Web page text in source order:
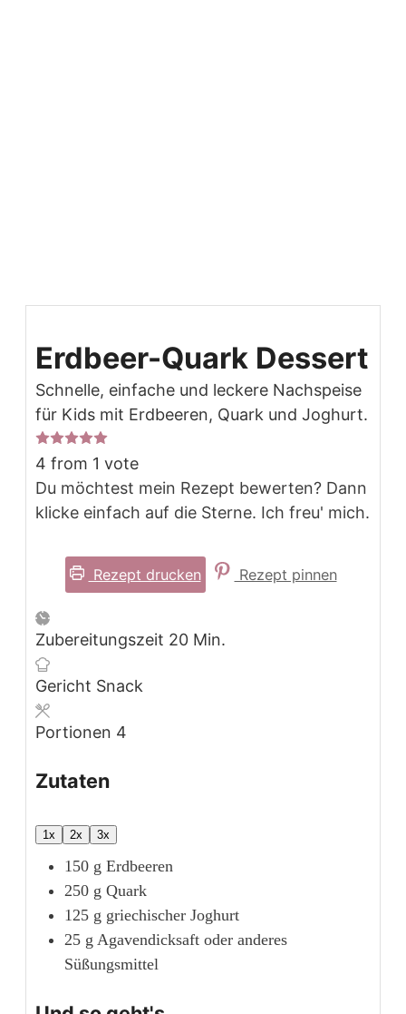
Erdbeer-Quark Dessert
Schnelle, einfache und leckere Nachspeise
für Kids mit Erdbeeren, Quark und Joghurt.
4 from 1 vote
Du möchtest mein Rezept bewerten? Dann
klicke einfach auf die Sterne. Ich freu' mich.
Rezept drucken Rezept pinnen
Zubereitungszeit 20Minuten
Min.
Gericht Snack
Portionen 4
Zutaten
1x 2x 3x
150 g Erdbeeren
250 g Quark
125 g griechischer Joghurt
25 g Agavendicksaft oder anderes
Süßungsmittel